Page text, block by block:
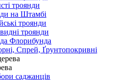
троянди
на Штамбі
троянди
троянди
Флорибунда
Спрей, Ґрунтопокривні